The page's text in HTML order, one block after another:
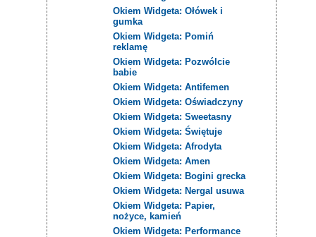
Okiem Widgeta: Ołówek i
gumka
Okiem Widgeta: Pomiń
reklamę
Okiem Widgeta: Pozwólcie
babie
Okiem Widgeta: Antifemen
Okiem Widgeta: Oświadczyny
Okiem Widgeta: Sweetasny
Okiem Widgeta: Świętuje
Okiem Widgeta: Afrodyta
Okiem Widgeta: Amen
Okiem Widgeta: Bogini grecka
Okiem Widgeta: Nergal usuwa
Okiem Widgeta: Papier,
nożyce, kamień
Okiem Widgeta: Performance